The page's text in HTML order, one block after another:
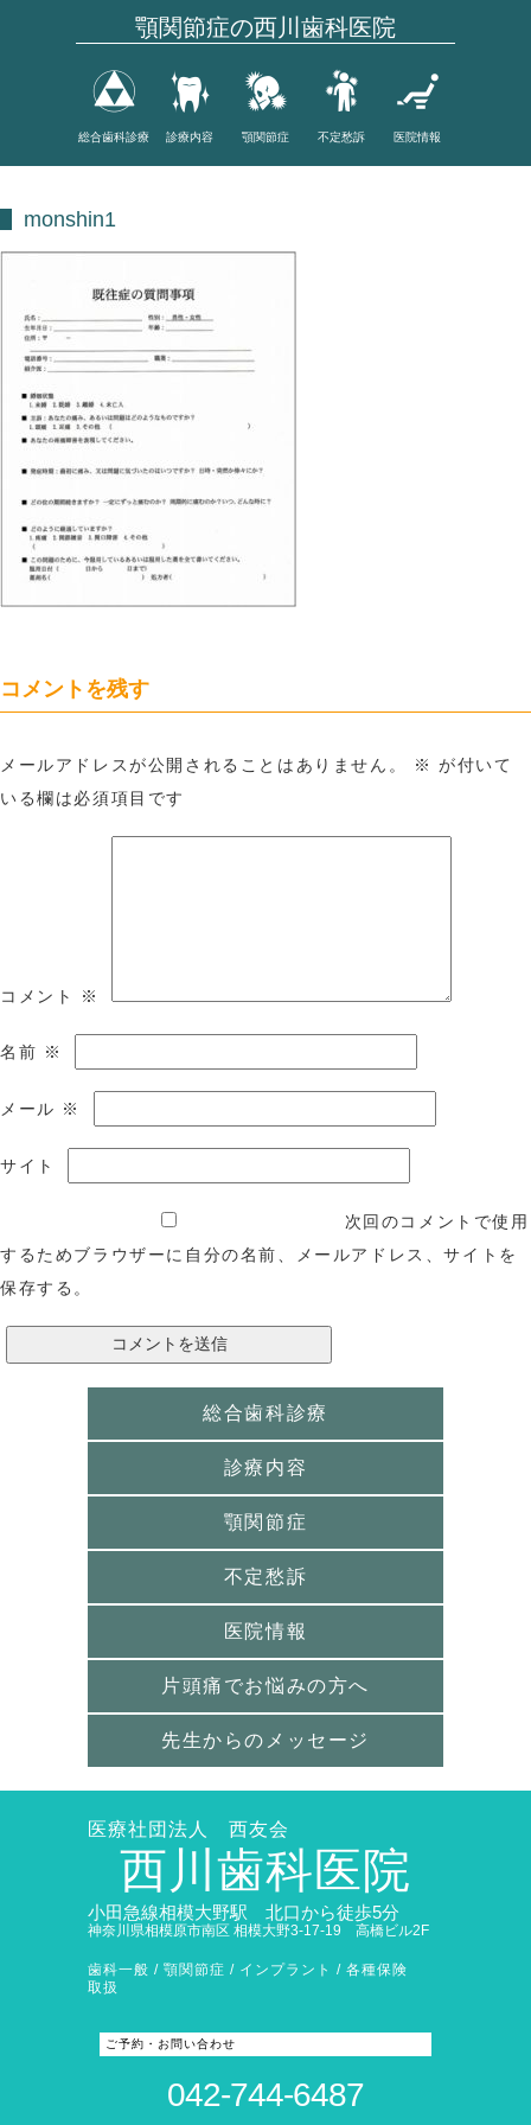
顎関節症の西川歯科医院
総合歯科診療 診療内容 顎関節症 不定愁訴 医院情報
monshin1
コメントを残す
メールアドレスが公開されることはありません。 ※ が付いて
いる欄は必須項目です
コメント ※
名前 ※
メール ※
サイト
次回のコメントで使用
するためブラウザーに自分の名前、メールアドレス、サイトを
保存する。
総合歯科診療
診療内容
顎関節症
不定愁訴
医院情報
片頭痛でお悩みの方へ
先生からのメッセージ
医療社団法人 西友会
西川歯科医院
小田急線相模大野駅 北口から徒歩5分
神奈川県相模原市南区 相模大野3-17-19 高橋ビル2F
歯科一般 / 顎関節症 / インプラント / 各種保険
取扱
ご予約・お問い合わせ
042-744-6487